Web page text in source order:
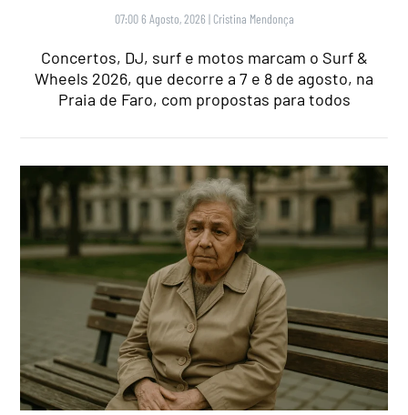
07:00 6 Agosto, 2026 | Cristina Mendonça
Concertos, DJ, surf e motos marcam o Surf &
Wheels 2026, que decorre a 7 e 8 de agosto, na
Praia de Faro, com propostas para todos